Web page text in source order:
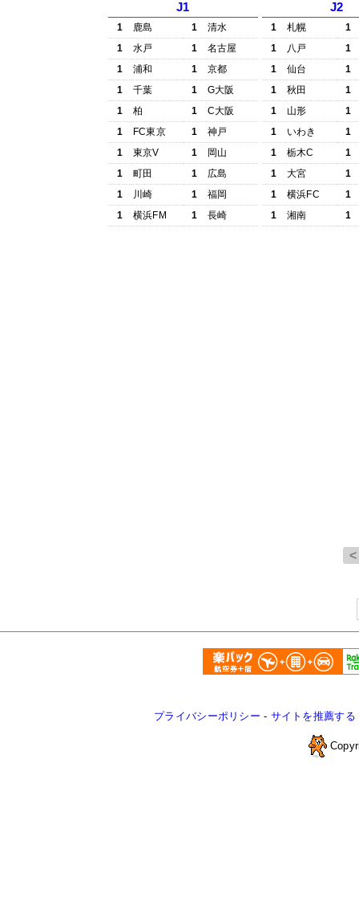
J1
1 鹿島 1
清水
1
水戸 1
名古屋
1
浦和 1
京都
1
千葉 1
G大阪
1
柏 1
C大阪
1
FC東京 1
神戸
1
東京V 1
岡山
1
町田 1
広島
1
川崎 1
福岡
1
横浜FM 1 長崎
J2
1 札幌
1
1
八戸
1
1
仙台
1
1
秋田
1
1
山形
1
1
いわき
1
1
栃木C
1
1
大宮
1
1
横浜FC
1
1
湘南 1
プライバシーポリシー - サイトを推薦する